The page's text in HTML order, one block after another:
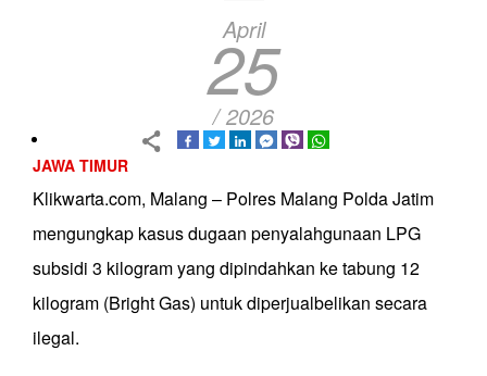
April
25
/ 2026
JAWA TIMUR
Klikwarta.com, Malang – Polres Malang Polda Jatim
mengungkap kasus dugaan penyalahgunaan LPG
subsidi 3 kilogram yang dipindahkan ke tabung 12
kilogram (Bright Gas) untuk diperjualbelikan secara
ilegal.